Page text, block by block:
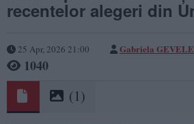
recentelor alegeri din
25 Apr, 2026 21:00 Gabriela
1040
(1)